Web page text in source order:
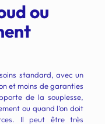
ou
standard, avec un
et moins de garanties
de la souplesse,
ou quand l’on doit
Il peut être très